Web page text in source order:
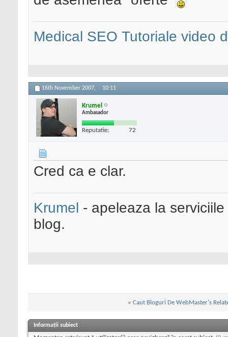
Medical SEO Tutoriale video
16th November 2007, 10:11
Krumel
Ambasador
Reputatie: 72
Cred ca e clar.
Krumel - apeleaza la
blog.
« Caut Bloguri De WebMaster's
Informații subiect